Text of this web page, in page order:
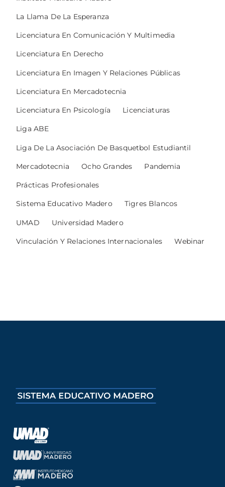
La Llama De La Esperanza
Licenciatura En Comunicación Y Multimedia
Licenciatura En Derecho
Licenciatura En Imagen Y Relaciones Públicas
Licenciatura En Mercadotecnia
Licenciatura En Psicología Licenciaturas
Liga ABE
Liga De La Asociación De Basquetbol Estudiantil
Mercadotecnia Ocho Grandes Pandemia
Prácticas Profesionales
Sistema Educativo Madero Tigres Blancos
UMAD Universidad Madero
Vinculación Y Relaciones Internacionales Webinar